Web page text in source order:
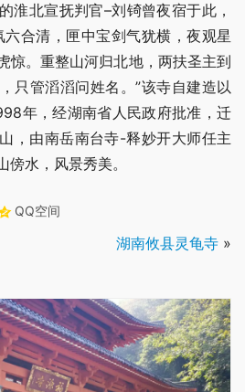
淮北宣抚判官–刘锜曾夜宿于此，
合清，匣中宝剑气犹横，夜观星
惊。重整山河归北地，两扶圣主到
只管滔滔问姓名。”该寺自建造以
年，经湖南省人民政府批准，迁
，由南岳南台寺-释妙开大师任主
水，风景秀美。
QQ空间
湖南攸县灵龟寺 »